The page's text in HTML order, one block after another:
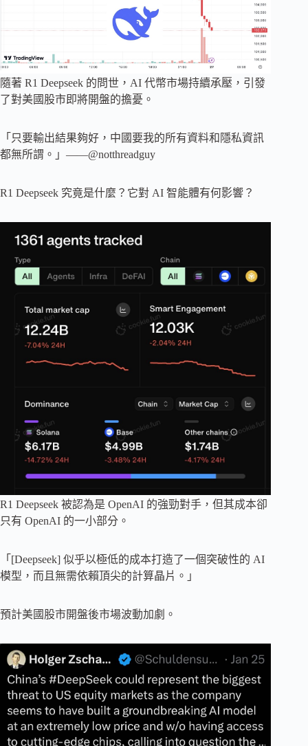
隨著 R1 Deepseek 的問世，AI 代幣市場持續承壓，引發
了對美國股市即將開盤的擔憂。
「只要輸出結果夠好，中國要我的所有資料和隱私資訊
都無所謂。」——@notthreadguy
R1 Deepseek 究竟是什麼？它對 AI 智能體有何影響？
R1 Deepseek 被認為是 OpenAI 的強勁對手，但其成本卻
只有 OpenAI 的一小部分。
「[Deepseek] 似乎以極低的成本打造了一個突破性的 AI
模型，而且無需依賴頂尖的計算晶片。」
預計美國股市開盤後市場波動加劇。